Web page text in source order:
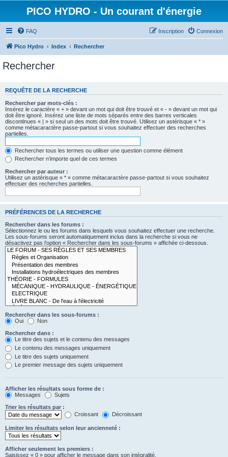
PICO HYDRO - Un courant d'énergie
FAQ Connexion
Inscription
Pico Hydro Index Rechercher
Rechercher
REQUÊTE DE LA RECHERCHE
Rechercher par mots-clés :
Insérez le caractère « + » devant un mot qui doit être trouvé et « - » devant un mot qui
doit être ignoré. Insérez une liste de mots séparés entre des barres verticales
discontinues « | » si seul un des mots doit être trouvé. Utilisez un astérisque « * »
comme métacaractère passe-partout si vous souhaitez effectuer des recherches
partielles.
Rechercher tous les termes ou utiliser une question comme élément
Rechercher n’importe quel de ces termes
Rechercher par auteur :
Utilisez un astérisque « * » comme métacaractère passe-partout si vous souhaitez
effectuer des recherches partielles.
PRÉFÉRENCES DE LA RECHERCHE
Rechercher dans les forums :
Sélectionnez le ou les forums dans lesquels vous souhaitez effectuer une recherche.
Les sous-forums seront automatiquement inclus dans la recherche si vous ne
désactivez pas l’option « Rechercher dans les sous-forums » affichée ci-dessous.
Rechercher dans les sous-forums :
Oui
Non
Rechercher dans :
Le titre des sujets et le contenu des messages
Le contenu des messages uniquement
Le titre des sujets uniquement
Le premier message des sujets uniquement
Afficher les résultats sous forme de :
Messages
Sujets
Trier les résultats par :
Croissant
Décroissant
Limiter les résultats selon leur ancienneté :
Afficher seulement les premiers :
Saisissez « 0 » pour afficher le message dans son intégralité.